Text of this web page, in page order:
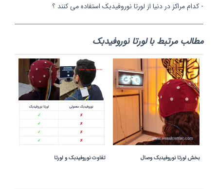
- کدام مراکز در دنیا از لورتا نوروفیدبک استفاده می کنند ؟
مطالب مرتبط با لورتا نوروفیدبک
بخش لورتا نوروفیدبک وصال تفاوت نوروفیدبک و لورتا